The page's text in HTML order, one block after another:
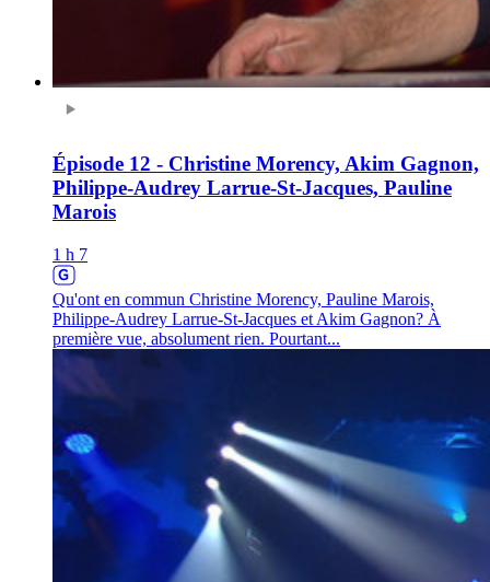
Épisode 12 - Christine Morency, Akim Gagnon,
Philippe-Audrey Larrue-St-Jacques, Pauline
Marois
1 h 7
Qu'ont en commun Christine Morency, Pauline Marois,
Philippe-Audrey Larrue-St-Jacques et Akim Gagnon? À
première vue, absolument rien. Pourtant...